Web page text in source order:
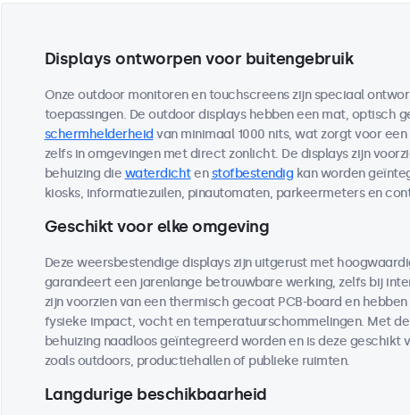
Displays ontworpen voor buitengebruik
Onze outdoor monitoren en touchscreens zijn speciaal
toepassingen. De outdoor displays hebben een mat, optisch
schermhelderheid van minimaal 1000 nits, wat zorgt voor
zelfs in omgevingen met direct zonlicht. De displays zijn
behuizing die waterdichtenstofbestendig kan worden
kiosks, informatiezuilen, pinautomaten, parkeermeters en
Geschikt voor elke omgeving
Deze weersbestendige displays zijn uitgerust met
garandeert een jarenlange betrouwbare werking, zelfs bij
zijn voorzien van een thermisch gecoat PCB-board en
fysieke impact, vocht en temperatuurschommelingen. Met
behuizing naadloos geïntegreerd worden en is deze geschikt
zoals outdoors, productiehallen of publieke ruimten.
Langdurige beschikbaarheid